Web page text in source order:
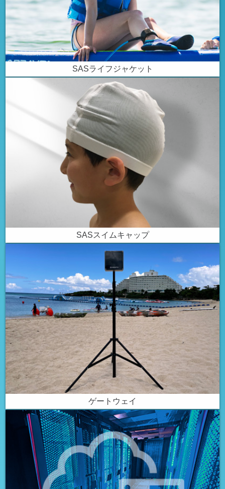
SASライフジャケット
SASスイムキャップ
ゲートウェイ